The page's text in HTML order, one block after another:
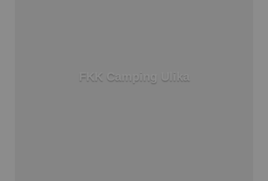
FKK Camping Ulika